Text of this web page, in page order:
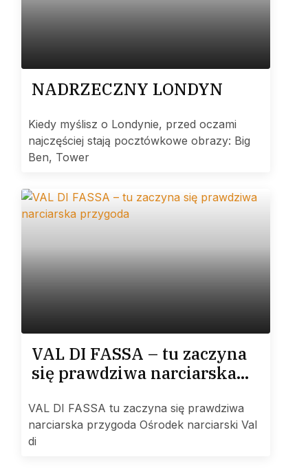
NADRZECZNY LONDYN
Kiedy myślisz o Londynie, przed oczami
najczęściej stają pocztówkowe obrazy: Big
Ben, Tower
VAL DI FASSA – tu zaczyna
się prawdziwa narciarska
VAL DI FASSA tu zaczyna się prawdziwa
narciarska przygoda Ośrodek narciarski Val
di